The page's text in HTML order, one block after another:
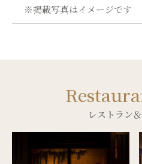
※掲載写真はイメージです
レストラン